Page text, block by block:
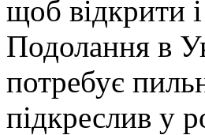
щоб відкрити
Подолання в
потребує
підкреслив у